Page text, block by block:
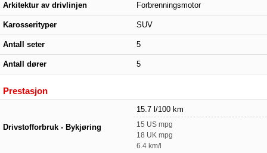
Arkitektur av drivlinjen Forbrenningsmotor
Karosserityper SUV
Antall seter 5
Antall dører 5
Prestasjon
Drivstofforbruk - Bykjøring
15.7 l/100 km
15 US mpg
18 UK mpg
6.4 km/l